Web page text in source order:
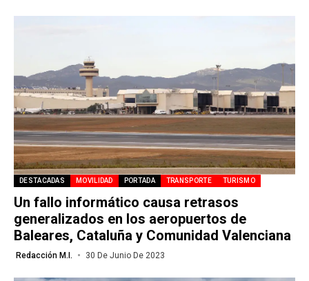
DESTACADAS MOVILIDAD PORTADA TRANSPORTE TURISMO
Un fallo informático causa retrasos
generalizados en los aeropuertos de
Baleares, Cataluña y Comunidad Valenciana
Redacción M.I. 30 De Junio De 2023